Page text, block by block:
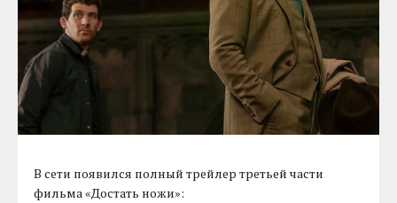
В сети появился полный трейлер третьей части
фильма «Достать ножи»: